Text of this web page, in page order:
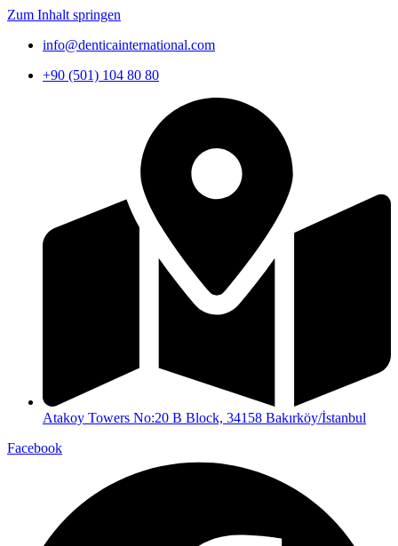
Zum Inhalt springen
info@denticainternational.com
+90 (501) 104 80 80
Atakoy Towers No:20 B Block, 34158 Bakırköy/İstanbul
Facebook